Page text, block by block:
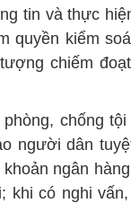
tin và thực
quyền kiểm
chiếm
chống
người dân
ngân
khi có nghi